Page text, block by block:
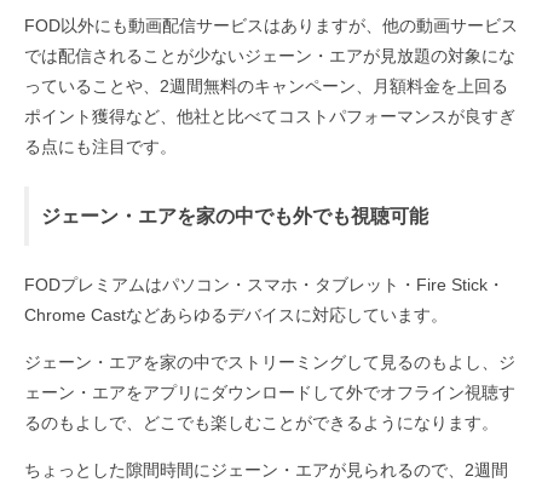
FOD以外にも動画配信サービスはありますが、他の動画サービス
では配信されることが少ないジェーン・エアが見放題の対象にな
っていることや、2週間無料のキャンペーン、月額料金を上回る
ポイント獲得など、他社と比べてコストパフォーマンスが良すぎ
る点にも注目です。
ジェーン・エアを家の中でも外でも視聴可能
FODプレミアムはパソコン・スマホ・タブレット・Fire Stick・
Chrome Castなどあらゆるデバイスに対応しています。
ジェーン・エアを家の中でストリーミングして見るのもよし、ジ
ェーン・エアをアプリにダウンロードして外でオフライン視聴す
るのもよしで、どこでも楽しむことができるようになります。
ちょっとした隙間時間にジェーン・エアが見られるので、2週間